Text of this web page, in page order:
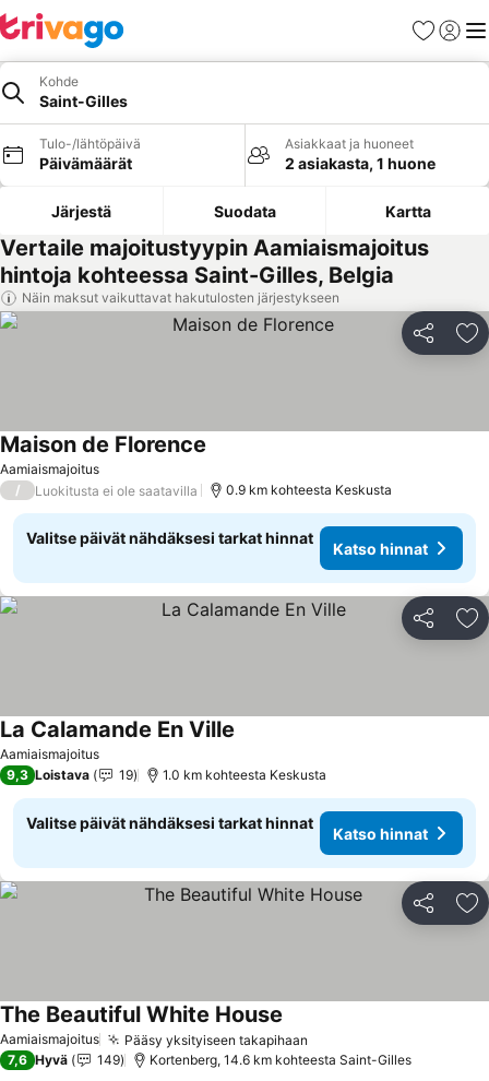
Suosikit
Kohde
Saint-Gilles
Tulo-/lähtöpäivä
Päivämäärät
Asiakkaat ja huoneet
2 asiakasta, 1 huone
Järjestä Suodata Kartta
Vertaile majoitustyypin Aamiaismajoitus
hintoja kohteessa Saint-Gilles, Belgia
Näin maksut vaikuttavat hakutulosten järjestykseen
Jaa
Aamiaismajoitus
Maison de Florence
/ Luokitusta ei ole saatavilla 0.9 km kohteesta Keskusta
Valitse päivät nähdäksesi tarkat hinnat
Katso hinnat
Jaa
Aamiaismajoitus
La Calamande En Ville
9,3 Loistava 19 1.0 km kohteesta Keskusta
Valitse päivät nähdäksesi tarkat hinnat
Katso hinnat
Jaa
Aamiaismajoitus Pääsy yksityiseen takapihaan
The Beautiful White House
7,6 Hyvä 149 Kortenberg, 14.6 km kohteesta Saint-Gilles